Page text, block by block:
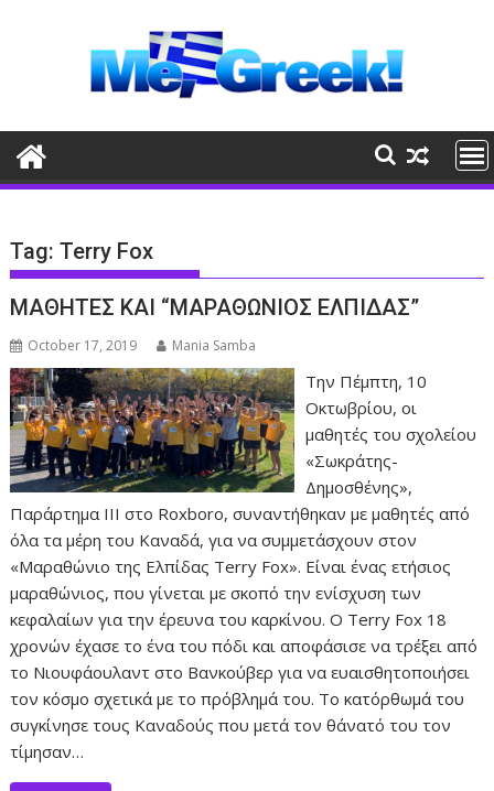
Tag:Terry Fox
ΜΑΘΗΤΕΣ ΚΑΙ “ΜΑΡΑΘΩΝΙΟΣ ΕΛΠΙΔΑΣ”
October 17, 2019 Mania Samba
Την Πέμπτη, 10
Οκτωβρίου, οι
μαθητές του σχολείου
«Σωκράτης-
Δημοσθένης»,
Παράρτημα ΙΙΙ στο Roxboro, συναντήθηκαν με μαθητές από
όλα τα μέρη του Καναδά, για να συμμετάσχουν στον
«Μαραθώνιο της Ελπίδας Terry Fox». Είναι ένας ετήσιος
μαραθώνιος, που γίνεται με σκοπό την ενίσχυση των
κεφαλαίων για την έρευνα του καρκίνου. Ο Terry Fox 18
χρονών έχασε το ένα του πόδι και αποφάσισε να τρέξει από
το Νιουφάουλαντ στο Βανκούβερ για να ευαισθητοποιήσει
τον κόσμο σχετικά με το πρόβλημά του. Το κατόρθωμά του
συγκίνησε τους Καναδούς που μετά τον θάνατό του τον
τίμησαν…